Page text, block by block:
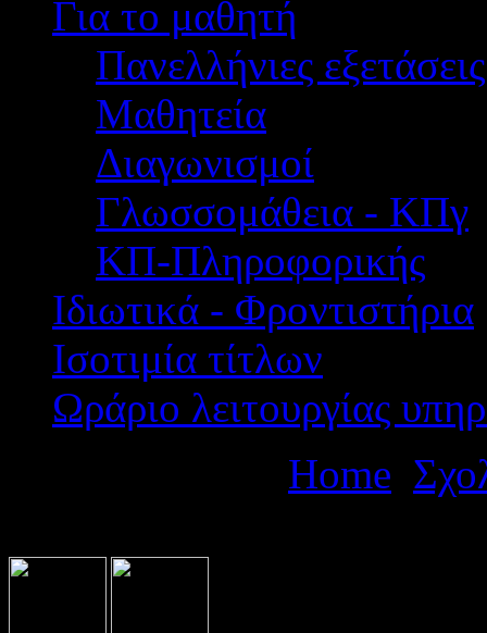
Για το μαθητή
Πανελλήνιες εξετάσεις
Μαθητεία
Διαγωνισμοί
Γλωσσομάθεια - ΚΠγ
ΚΠ-Πληροφορικής
Ιδιωτικά - Φροντιστήρια
Ισοτιμία τίτλων
Ωράριο λειτουργίας
Home